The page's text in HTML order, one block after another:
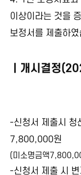
이상이라는 것을
보정서를 제출하
ㅣ개시결정
-신청서 제출시 청
7,800,000원
(미소명금액
-신청서 제출 시